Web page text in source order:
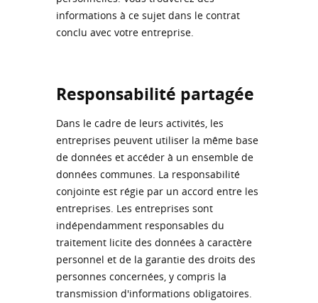
informations à ce sujet dans le contrat
conclu avec votre entreprise.
Responsabilité partagée
Dans le cadre de leurs activités, les
entreprises peuvent utiliser la même base
de données et accéder à un ensemble de
données communes. La responsabilité
conjointe est régie par un accord entre les
entreprises. Les entreprises sont
indépendamment responsables du
traitement licite des données à caractère
personnel et de la garantie des droits des
personnes concernées, y compris la
transmission d'informations obligatoires.